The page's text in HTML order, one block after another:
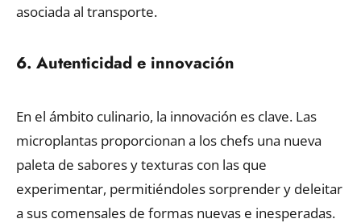
asociada al transporte.
6. Autenticidad e innovación
En el ámbito culinario, la innovación es clave. Las
microplantas proporcionan a los chefs una nueva
paleta de sabores y texturas con las que
experimentar, permitiéndoles sorprender y deleitar
a sus comensales de formas nuevas e inesperadas.